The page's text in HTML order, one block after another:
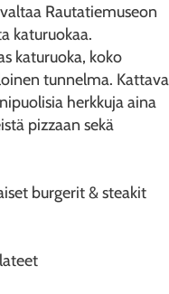
Rautatiemuseon
katuruokaa.
katuruoka, koko
tunnelma. Kattava
herkkuja aina
pizzaan sekä
burgerit & steakit